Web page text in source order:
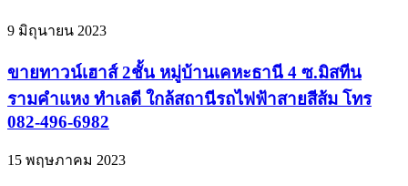
9 มิถุนายน 2023
ขายทาวน์เฮาส์ 2ชั้น หมู่บ้านเคหะธานี 4 ซ.มิสทีน
รามคำแหง ทำเลดี ใกล้สถานีรถไฟฟ้าสายสีส้ม โทร
082-496-6982
15 พฤษภาคม 2023